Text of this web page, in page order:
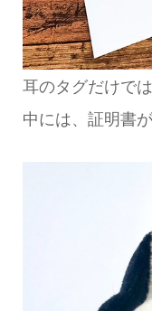
耳のタグだけで
中には、証明書が